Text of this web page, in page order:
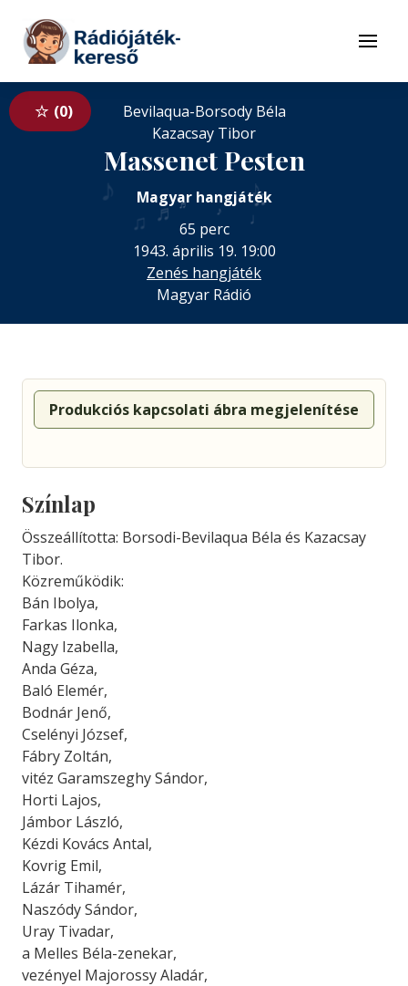
Tovább a tartalomhoz
Menü
0
♪
♫ ♬
♪♫
♪
♬
Bevilaqua-Borsody Béla
Kazacsay Tibor
Massenet Pesten
Magyar hangjáték
65 perc
1943. április 19. 19:00
Zenés hangjáték
Magyar Rádió
Produkciós kapcsolati ábra megjelenítése
Színlap
Összeállította: Borsodi-Bevilaqua Béla és Kazacsay
Tibor.
Közreműködik:
Bán Ibolya,
Farkas Ilonka,
Nagy Izabella,
Anda Géza,
Baló Elemér,
Bodnár Jenő,
Cselényi József,
Fábry Zoltán,
vitéz Garamszeghy Sándor,
Horti Lajos,
Jámbor László,
Kézdi Kovács Antal,
Kovrig Emil,
Lázár Tihamér,
Naszódy Sándor,
Uray Tivadar,
a Melles Béla-zenekar,
vezényel Majorossy Aladár,